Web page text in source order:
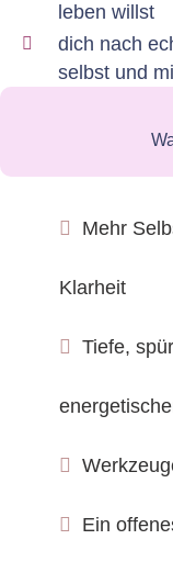
leben willst
dich nach
selbst und
Mehr
Klarheit
Tiefe,
Ein